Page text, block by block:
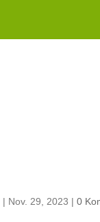
| Nov. 29, 2023 |0